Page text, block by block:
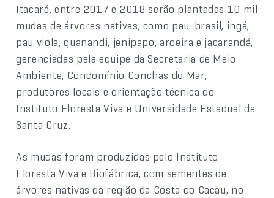
Itacaré, entre 2017 e 2018 serão plantadas 10 mil
mudas de árvores nativas, como pau-brasil, ingá,
pau viola, guanandi, jenipapo, aroeira e jacarandá,
gerenciadas pela equipe da Secretaria de Meio
Ambiente, Condomínio Conchas do Mar,
produtores locais e orientação técnica do
Instituto Floresta Viva e Universidade Estadual de
Santa Cruz.
As mudas foram produzidas pelo Instituto
Floresta Viva e Biofábrica, com sementes de
árvores nativas da região da Costa do Cacau, no